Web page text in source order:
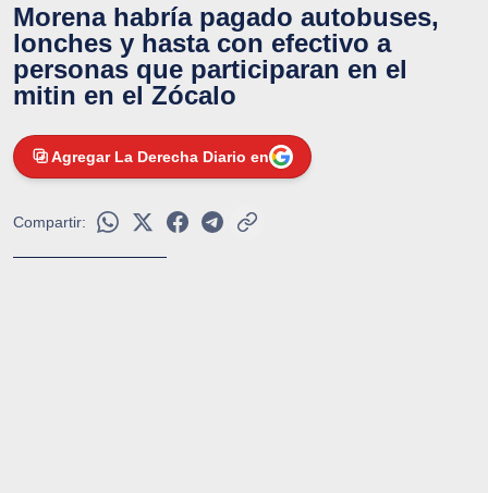
Morena habría pagado autobuses,
lonches y hasta con efectivo a
personas que participaran en el
mitin en el Zócalo
Agregar La Derecha Diario en
Compartir: